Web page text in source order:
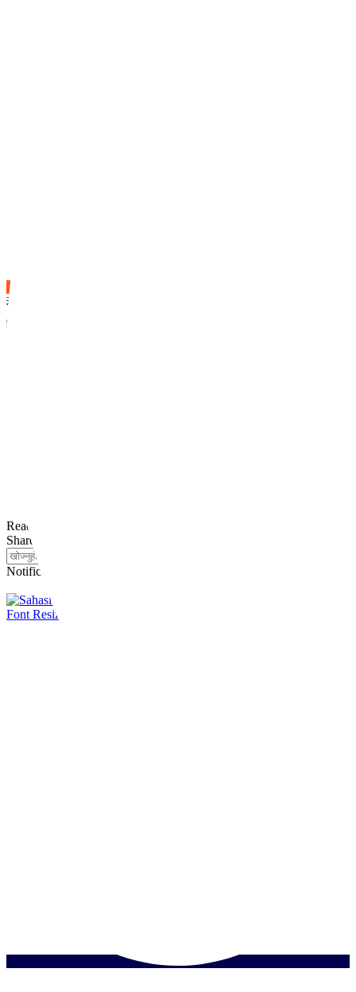
Reading:
Share
Notification
Font Resizer